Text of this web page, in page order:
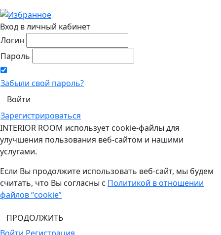
Вход в личный кабинет
Логин
Пароль
Забыли свой пароль?
Зарегистрироваться
INTERIOR ROOM использует cookie-файлы для
улучшения пользования веб-сайтом и нашими
услугами.
Если Вы продолжите использовать веб-сайт, мы будем
считать, что Вы согласны с Политикой в отношении
файлов “cookie”
ПРОДОЛЖИТЬ